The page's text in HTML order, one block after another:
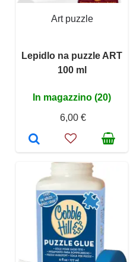
Art puzzle
Lepidlo na puzzle ART
100 ml
In magazzino (20)
6,00 €